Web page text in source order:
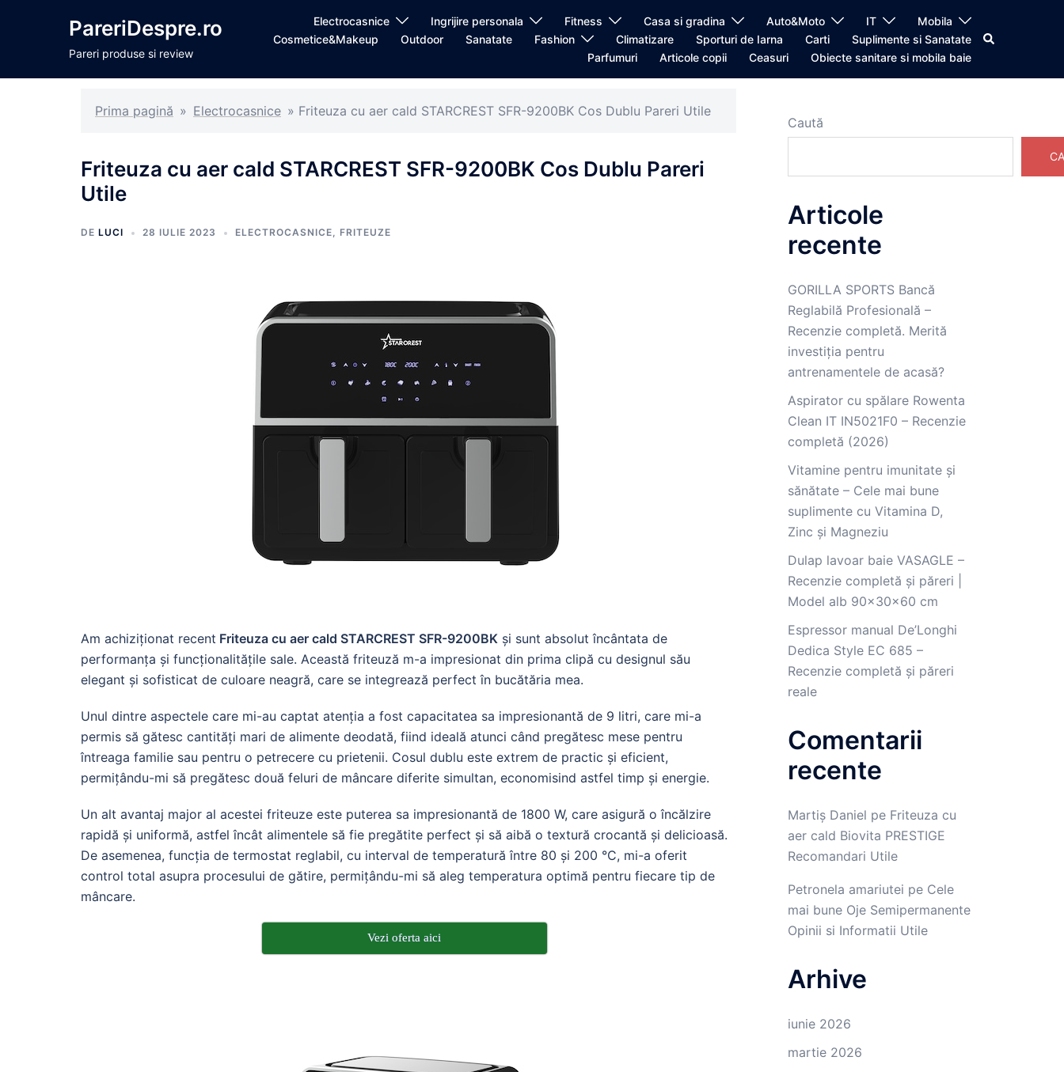
PareriDespre.ro
Pareri produse si review
Electrocasnice Ingrijire personala Fitness Casa si gradina Auto&Moto IT
Mobila
Cosmetice&Makeup
Outdoor Sanatate Fashion Climatizare Sporturi de Iarna Carti
Suplimente si Sanatate
Parfumuri
Articole copii Ceasuri Obiecte sanitare si mobila baie
Caută
Prima pagină » Electrocasnice » Friteuza cu aer cald STARCREST SFR-9200BK Cos Dublu Pareri Utile
Friteuza cu aer cald STARCREST SFR-9200BK Cos Dublu Pareri
Utile
DE LUCI 28 IULIE 2023 ELECTROCASNICE, FRITEUZE
Am achiziționat recent Friteuza cu aer cald STARCREST SFR-9200BK și sunt absolut încântata de
performanța și funcționalitățile sale. Această friteuză m-a impresionat din prima clipă cu designul său
elegant și sofisticat de culoare neagră, care se integrează perfect în bucătăria mea.
Unul dintre aspectele care mi-au captat atenția a fost capacitatea sa impresionantă de 9 litri, care mi-a
permis să gătesc cantități mari de alimente deodată, fiind ideală atunci când pregătesc mese pentru
întreaga familie sau pentru o petrecere cu prietenii. Cosul dublu este extrem de practic și eficient,
permițându-mi să pregătesc două feluri de mâncare diferite simultan, economisind astfel timp și energie.
Un alt avantaj major al acestei friteuze este puterea sa impresionantă de 1800 W, care asigură o încălzire
rapidă și uniformă, astfel încât alimentele să fie pregătite perfect și să aibă o textură crocantă și delicioasă.
De asemenea, funcția de termostat reglabil, cu interval de temperatură între 80 și 200 °C, mi-a oferit
control total asupra procesului de gătire, permițându-mi să aleg temperatura optimă pentru fiecare tip de
mâncare.
Vezi oferta aici
Caută
Articole
recente
GORILLA SPORTS Bancă
Reglabilă Profesională –
Recenzie completă. Merită
investiția pentru
antrenamentele de acasă?
Aspirator cu spălare Rowenta
Clean IT IN5021F0 – Recenzie
completă (2026)
Vitamine pentru imunitate și
sănătate – Cele mai bune
suplimente cu Vitamina D,
Zinc și Magneziu
Dulap lavoar baie VASAGLE –
Recenzie completă și păreri |
Model alb 90x30x60 cm
Espressor manual De’Longhi
Dedica Style EC 685 –
Recenzie completă și păreri
reale
Comentarii
recente
Martiș Daniel pe Friteuza cu
aer cald Biovita PRESTIGE
Recomandari Utile
Petronela amariutei pe Cele
mai bune Oje Semipermanente
Opinii si Informatii Utile
Arhive
iunie 2026
martie 2026